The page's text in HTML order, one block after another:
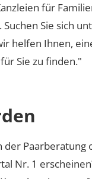
für
Sie sich
helfen Ihnen,
Sie zu finden."
der
Nr. 1